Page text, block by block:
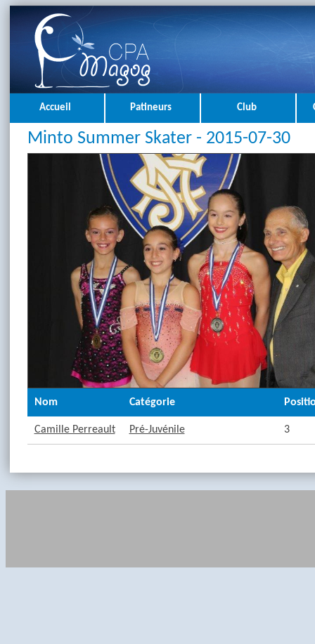
Accueil Patineurs Club
Minto Summer Skater - 2015-07-30
Nom Catégorie
Camille Perreault Pré-Juvénile 3